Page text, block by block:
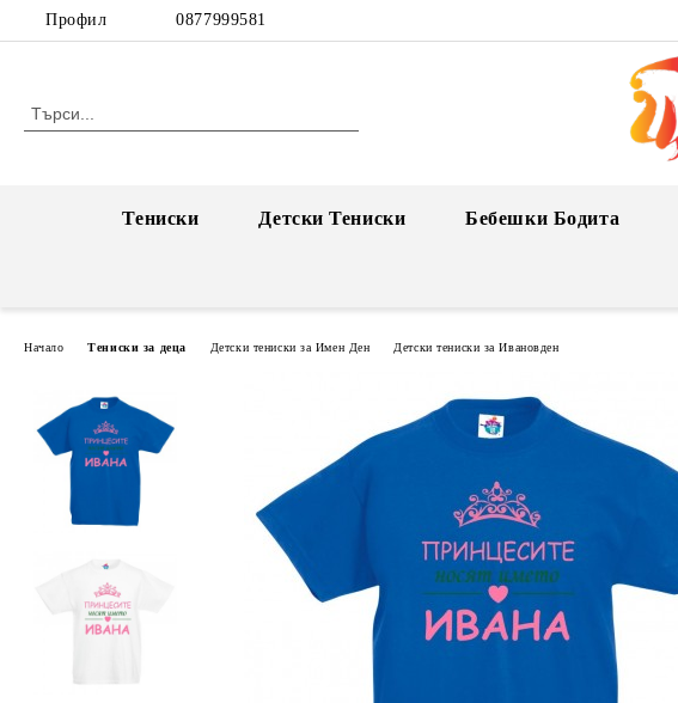
Профил 0877999581
Тениски Детски Тениски Бебешки Бодита
Начало Тениски за деца Детски тениски за Имен Ден Детски тениски за Ивановден